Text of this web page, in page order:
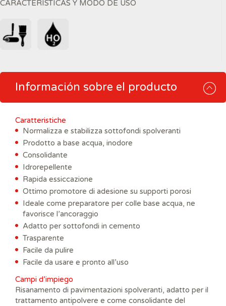
CARACTERÍSTICAS Y MODO DE USO
Información sobre el producto
Caratteristiche
Normalizza e stabilizza sottofondi spolveranti
Prodotto a base acqua, inodore
Consolidante
Idrorepellente
Rapida essiccazione
Ottimo promotore di adesione su supporti porosi
Ideale come preparatore per colle base acqua, ne
favorisce l’ancoraggio
Adatto per sottofondi in cemento
Trasparente
Facile da pulire
Facile da usare e pronto all’uso
Campi d’impiego
Risanamento di pavimentazioni spolveranti, adatto per il
trattamento antipolvere e come consolidante del